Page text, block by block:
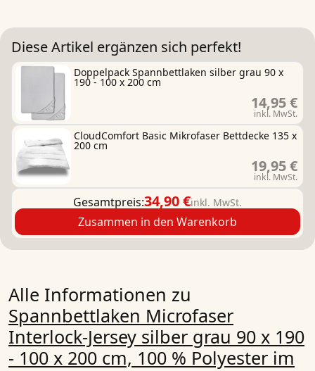
Diese Artikel ergänzen sich perfekt!
Doppelpack Spannbettlaken silber grau 90 x
190 - 100 x 200 cm
14,95 €
inkl. MwSt.
CloudComfort Basic Mikrofaser Bettdecke 135 x
200 cm
19,95 €
inkl. MwSt.
Gesamtpreis:34,90 €inkl. MwSt.
Zusammen in den Warenkorb
Alle Informationen zu
Spannbettlaken Microfaser
Interlock-Jersey silber grau 90 x 190
- 100 x 200 cm, 100 % Polyester im